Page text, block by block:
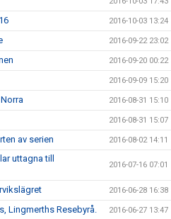
2016-10-03 13:24
2016-09-22 23:02
2016-09-20 00:22
2016-09-09 15:20
2016-08-31 15:10
2016-08-31 15:07
av serien 2016-08-02 14:11
uttagna till
2016-07-16 07:01
2016-06-28 16:38
Lingmerths Resebyrå. 2016-06-27 13:47